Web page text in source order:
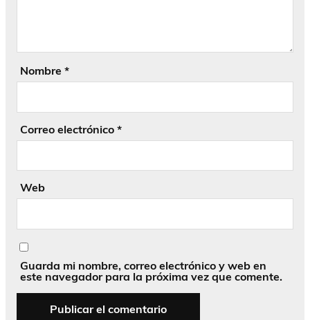
Nombre *
Correo electrónico *
Web
Guarda mi nombre, correo electrónico y web en
este navegador para la próxima vez que comente.